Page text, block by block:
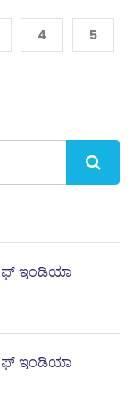
4
5
ಇಂಡಿಯಾ
ಇಂಡಿಯಾ